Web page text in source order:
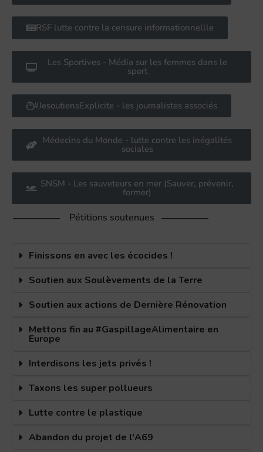
RSF lutte contre la censure informationnellle
Les Sportives - Média sur les femmes dans le
sport
#JesoutiensExplicite - les journalistes associés
Médecins du Monde - lutte contre les inégalités
sociales
SNSM - Les sauveteurs en mer (Sauver, prévenir,
former)
Pétitions soutenues
Finissons en avec les écocides !
Soutien aux Soulèvements de la Terre
Soutien aux actions de Dernière Rénovation
Mettons fin au #GaspillageAlimentaire en
Europe
Interdisons les jets privés !
Taxons les super pollueurs
Lutte contre le plastique
Abandon du projet de l'A69